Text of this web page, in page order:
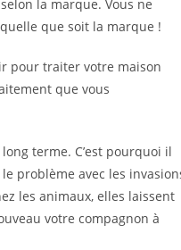
la marque. Vous ne
que soit la marque !
pour traiter votre maison
que vous
terme. C’est pourquoi il
problème avec les
les animaux, elles laissent
votre compagnon à